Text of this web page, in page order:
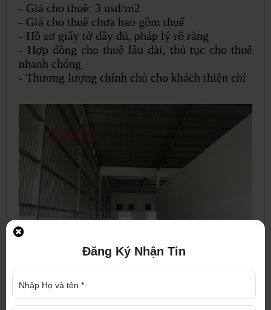
- Giá cho thuê: 3 usd/m2
- Giá cho thuê chưa bao gồm thuế
- Hồ sơ giấy tờ đầy đủ, pháp lý rõ ràng
- Hợp đồng cho thuê lâu dài, thủ tục cho thuê
nhanh chóng
- Thương lượng chính chủ cho khách thiện chí
Để biết thêm thông tin về nhà xưởng trên hoặc
Đăng Ký Nhận Tin